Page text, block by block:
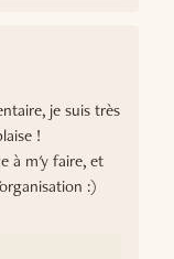
je suis très
!
à m'y faire, et
:)